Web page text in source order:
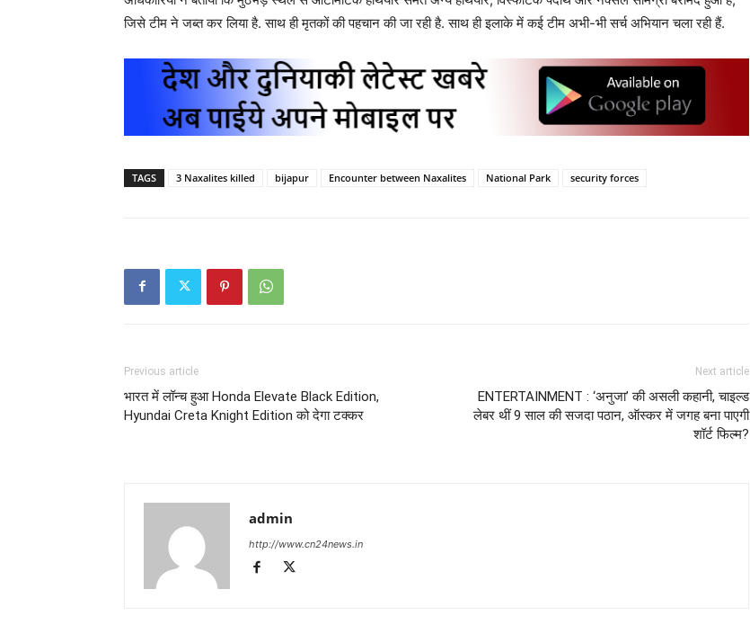
जिसे टीम ने जब्त कर लिया है. साथ ही मृतकों की पहचान की जा रही है. साथ ही इलाके में कई टीम अभी-भी सर्च अभियान चला रही हैं.
TAGS 3 Naxalites killed bijapur Encounter between Naxalites National Park security forces
Previous article
भारत में लॉन्च हुआ Honda Elevate Black Edition,
Hyundai Creta Knight Edition को देगा टक्कर
Next article
ENTERTAINMENT : ‘अनुजा’ की असली कहानी, चाइल्ड
लेबर थीं 9 साल की सजदा पठान, ऑस्कर में जगह बना पाएगी
शॉर्ट फिल्म?
admin
http://www.cn24news.in